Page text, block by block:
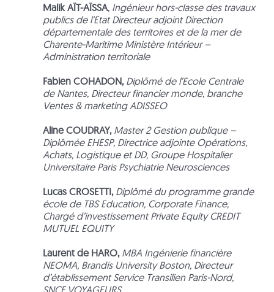
Malik AÏT-AÏSSA, Ingénieur hors-classe des travaux
publics de l’Etat Directeur adjoint Direction
départementale des territoires et de la mer de
Charente-Maritime Ministère Intérieur –
Administration territoriale
Fabien COHADON, Diplômé de l’Ecole Centrale
de Nantes, Directeur financier monde, branche
Ventes & marketing ADISSEO
Aline COUDRAY, Master 2 Gestion publique –
Diplômée EHESP, Directrice adjointe Opérations,
Achats, Logistique et DD, Groupe Hospitalier
Universitaire Paris Psychiatrie Neurosciences
Lucas CROSETTI, Diplômé du programme grande
école de TBS Education, Corporate Finance,
Chargé d’investissement Private Equity CREDIT
MUTUEL EQUITY
Laurent de HARO, MBA Ingénierie financière
NEOMA, Brandis University Boston, Directeur
d’établissement Service Transilien Paris-Nord,
SNCF VOYAGEURS